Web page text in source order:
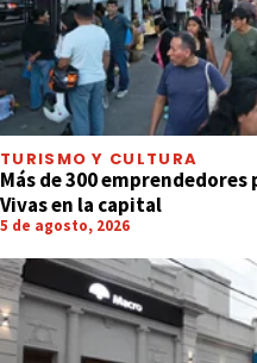
TURISMO Y CULTURA
Más de 300
Vivas en la capital
5 de agosto, 2026